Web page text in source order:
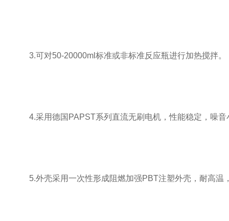
3.可对50-20000ml标准或非标准反应瓶进行加热搅拌。
4.采用德国PAPST系列直流无刷电机，性能稳定，噪音
5.外壳采用一次性形成阻燃加强PBT注塑外壳，耐高温